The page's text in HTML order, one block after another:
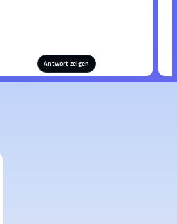
Antwort zeigen